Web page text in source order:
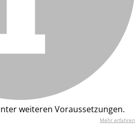
weiteren Voraussetzungen.
Mehr erfahren